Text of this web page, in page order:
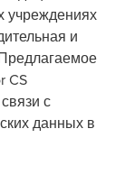
учреждениях
и
CS
с
данных в